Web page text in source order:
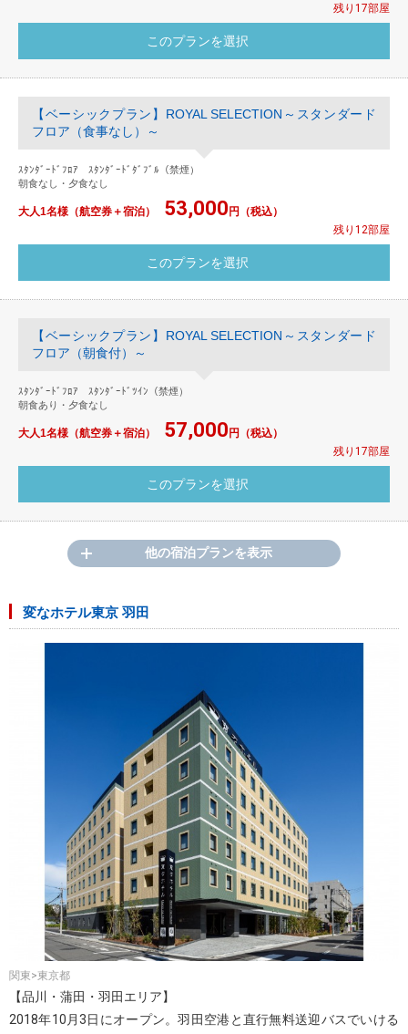
残り17部屋
【ベーシックプラン】ROYAL SELECTION～スタンダード
フロア（食事なし）～
ｽﾀﾝﾀﾞｰﾄﾞﾌﾛｱ ｽﾀﾝﾀﾞｰﾄﾞﾀﾞﾌﾞﾙ（禁煙）
朝食なし・夕食なし
大人1名様（航空券＋宿泊） 53,000円（税込）
残り12部屋
【ベーシックプラン】ROYAL SELECTION～スタンダード
フロア（朝食付）～
ｽﾀﾝﾀﾞｰﾄﾞﾌﾛｱ ｽﾀﾝﾀﾞｰﾄﾞﾂｲﾝ（禁煙）
朝食あり・夕食なし
大人1名様（航空券＋宿泊） 57,000円（税込）
残り17部屋
他の宿泊プランを表示
変なホテル東京 羽田
関東>東京都
【品川・蒲田・羽田エリア】
2018年10月3日にオープン。羽田空港と直行無料送迎バスでいける